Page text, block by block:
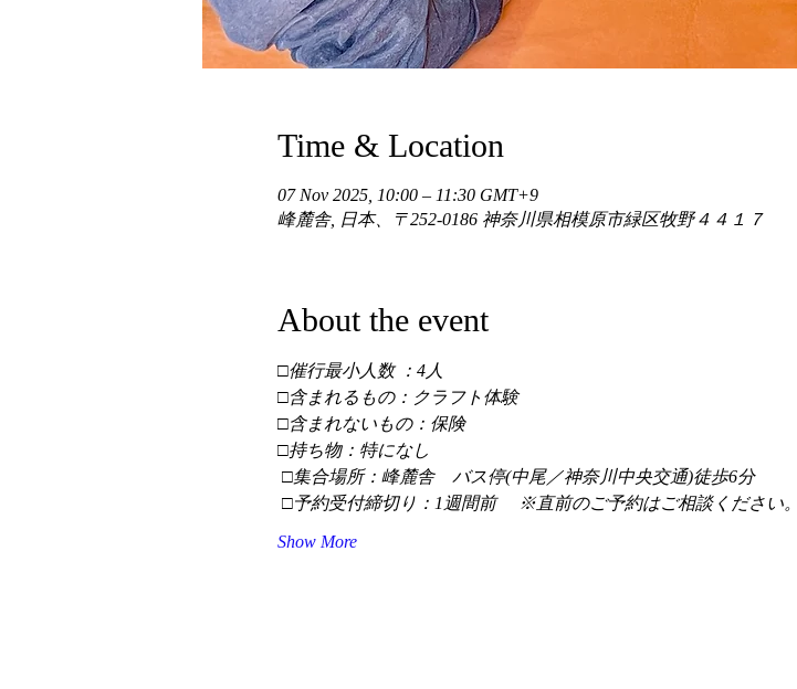
Time & Location
07 Nov 2025, 10:00 – 11:30 GMT+9
峰麓舎, 日本、〒252-0186 神奈川県相模原市緑区牧野４４１７
About the event
□催行最小人数 ：4人
□含まれるもの：クラフト体験
□含まれないもの：保険
□持ち物：特になし
□集合場所：峰麓舎　バス停(中尾／神奈川中央交通)徒歩6分
□予約受付締切り：1週間前 　※直前のご予約はご相談ください。
Show More